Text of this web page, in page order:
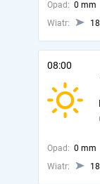
Opad: 0 mm
Wiatr:
08:00
Opad: 0 mm
Wiatr: